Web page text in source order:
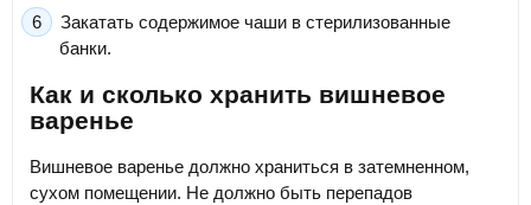
Закатать содержимое чаши в стерилизованные
банки.
Как и сколько хранить вишневое
варенье
Вишневое варенье должно храниться в затемненном,
сухом помещении. Не должно быть перепадов